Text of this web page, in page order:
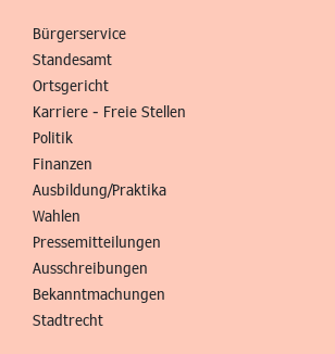
Bürgerservice
Standesamt
Ortsgericht
Karriere - Freie Stellen
Politik
Finanzen
Ausbildung/Praktika
Wahlen
Pressemitteilungen
Ausschreibungen
Bekanntmachungen
Stadtrecht